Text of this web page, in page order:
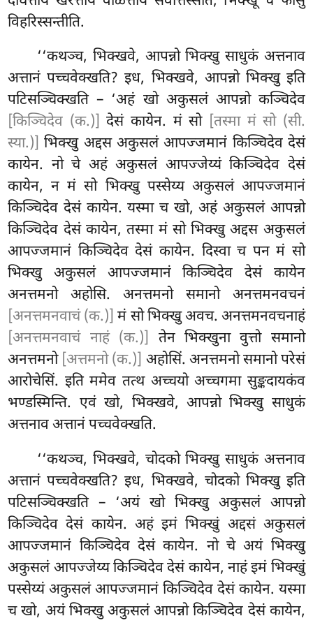
विहरिस्सन्तीति.
‘‘कथञ्च, भिक्खवे, आपन्नो भिक्खु साधुकं अत्तनाव
अत्तानं पच्चवेक्खति? इध, भिक्खवे, आपन्नो भिक्खु इति
पटिसञ्चिक्खति – ‘अहं खो अकुसलं आपन्नो कञ्चिदेव
[किञ्चिदेव (क.)] देसं कायेन. मं सो [तस्मा मं सो (सी.
स्या.)] भिक्खु अद्दस अकुसलं आपज्जमानं किञ्चिदेव देसं
कायेन. नो चे अहं अकुसलं आपज्जेय्यं किञ्चिदेव देसं
कायेन, न मं सो भिक्खु पस्सेय्य अकुसलं आपज्जमानं
किञ्चिदेव देसं कायेन. यस्मा च खो, अहं अकुसलं आपन्नो
किञ्चिदेव देसं कायेन, तस्मा मं सो भिक्खु अद्दस अकुसलं
आपज्जमानं किञ्चिदेव देसं कायेन. दिस्वा च पन मं सो
भिक्खु अकुसलं आपज्जमानं किञ्चिदेव देसं कायेन
अनत्तमनो अहोसि. अनत्तमनो समानो अनत्तमनवचनं
[अनत्तमनवाचं (क.)] मं सो भिक्खु अवच. अनत्तमनवचनाहं
[अनत्तमनवाचं नाहं (क.)]
तेन भिक्खुना वुत्तो समानो
अनत्तमनो [अत्तमनो (क.)] अहोसिं. अनत्तमनो समानो परेसं
आरोचेसिं. इति ममेव तत्थ अच्चयो अच्चगमा सुङ्कदायकंव
भण्डस्मिन्ति. एवं खो, भिक्खवे, आपन्नो भिक्खु साधुकं
अत्तनाव अत्तानं पच्चवेक्खति.
‘‘कथञ्च, भिक्खवे, चोदको भिक्खु साधुकं अत्तनाव
अत्तानं पच्चवेक्खति? इध, भिक्खवे, चोदको भिक्खु इति
पटिसञ्चिक्खति – ‘अयं खो भिक्खु अकुसलं आपन्नो
किञ्चिदेव देसं कायेन. अहं इमं भिक्खुं अद्दसं अकुसलं
आपज्जमानं किञ्चिदेव देसं कायेन. नो चे अयं भिक्खु
अकुसलं आपज्जेय्य किञ्चिदेव देसं कायेन, नाहं इमं भिक्खुं
पस्सेय्यं अकुसलं आपज्जमानं किञ्चिदेव देसंकायेन. यस्मा
च खो, अयं भिक्खु अकुसलं आपन्नो किञ्चिदेव देसं कायेन,